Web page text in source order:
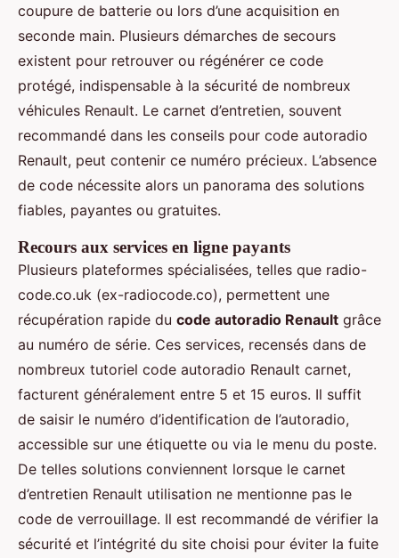
coupure de batterie ou lors d’une acquisition en
seconde main. Plusieurs démarches de secours
existent pour retrouver ou régénérer ce code
protégé, indispensable à la sécurité de nombreux
véhicules Renault. Le carnet d’entretien, souvent
recommandé dans les conseils pour code autoradio
Renault, peut contenir ce numéro précieux. L’absence
de code nécessite alors un panorama des solutions
fiables, payantes ou gratuites.
Recours aux services en ligne payants
Plusieurs plateformes spécialisées, telles que radio-
code.co.uk (ex-radiocode.co), permettent une
récupération rapide du code autoradio Renault grâce
au numéro de série. Ces services, recensés dans de
nombreux tutoriel code autoradio Renault carnet,
facturent généralement entre 5 et 15 euros. Il suffit
de saisir le numéro d’identification de l’autoradio,
accessible sur une étiquette ou via le menu du poste.
De telles solutions conviennent lorsque le carnet
d’entretien Renault utilisation ne mentionne pas le
code de verrouillage. Il est recommandé de vérifier la
sécurité et l’intégrité du site choisi pour éviter la fuite